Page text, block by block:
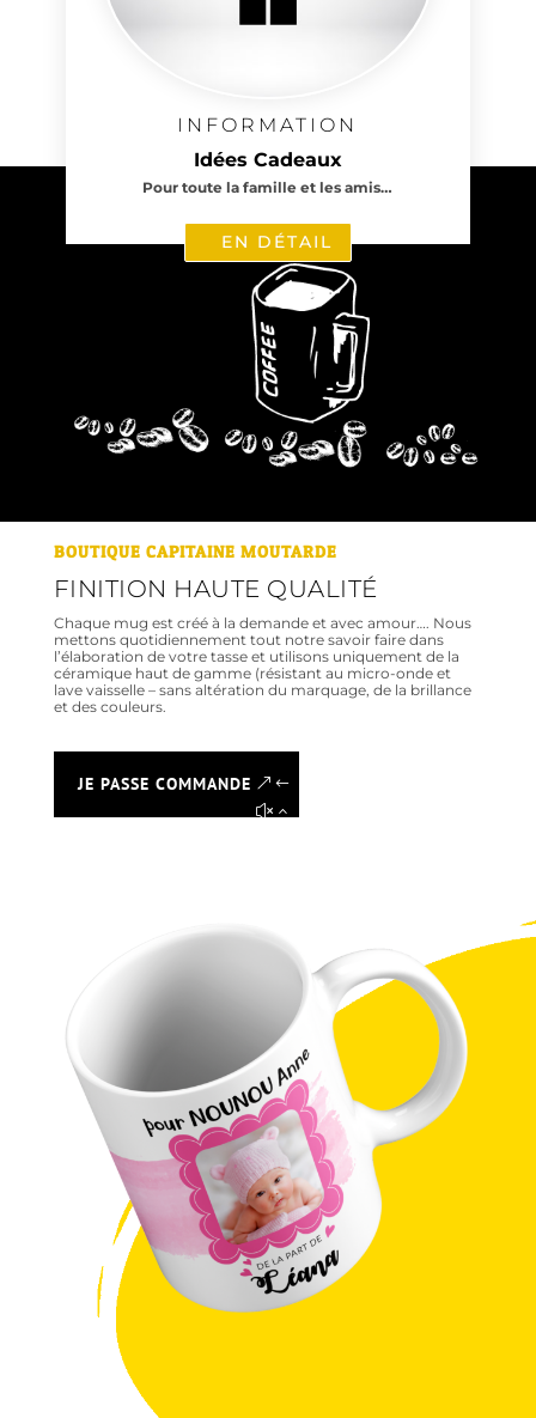
INFORMATION
Idées Cadeaux
Pour toute la famille et les amis…
EN DÉTAIL
BOUTIQUE CAPITAINE MOUTARDE
FINITION HAUTE QUALITÉ
Chaque mug est créé à la demande et avec amour…. Nous
mettons quotidiennement tout notre savoir faire dans
l’élaboration de votre tasse et utilisons uniquement de la
céramique haut de gamme (résistant au micro-onde et
lave vaisselle – sans altération du marquage, de la brillance
et des couleurs.
JE PASSE COMMANDE